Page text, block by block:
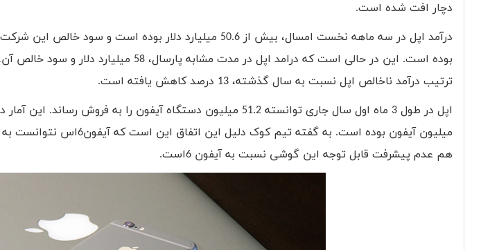
دچار افت شده است.
ترتیب درآمد ناخالص اپل نسبت به سال گذشته، 13 درصد کاهش یافته است.
هم عدم پیشرفت قابل توجه این گوشی نسبت به آیفون 6است
.